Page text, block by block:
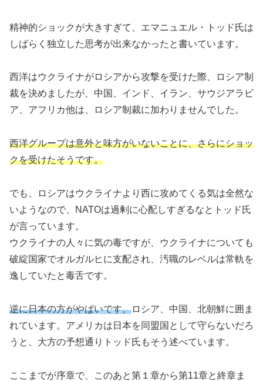
精神的ショックが大きすぎて、エマニュエル・トッド氏は
しばらく独立した思考が出来なかったと書いています。
西洋はウクライナがロシアから攻撃を受けた際、ロシア制
裁を決めましたが、中国、インド、イラン、サウジアラビ
ア、アフリカ他は、ロシア制裁に加わりませんでした。
西洋グループは意外と味方がいないことに、さらにショッ
クを受けたそうです。
でも、ロシアはウクライナより西に攻めてくる気は全然な
いようなので、NATOは過剰に心配しすぎるなとトッド氏
が言っています。
ウクライナの人々に気の毒ですが、ウクライナについても
破綻国家でオルガルヒに支配され、汚職のレベルは常軌を
逸していたと毒舌です。
逆に日本の方がやばいです。ロシア、中国、北朝鮮に囲ま
れています。アメリカは日本を同盟国として守らないだろ
うと、大方の予想通りトッド氏もそう述べています。
ここまでが序章で、このあと第１章から第11章と終章ま